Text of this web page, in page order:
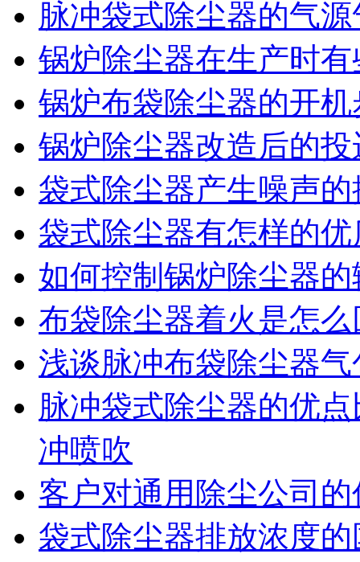
脉冲袋式除尘器的气
锅炉除尘器在生产时
锅炉布袋除尘器的开机
锅炉除尘器改造后的
袋式除尘器产生噪声
袋式除尘器有怎样的
如何控制锅炉除尘器
布袋除尘器着火是怎么
浅谈脉冲布袋除尘器
脉冲袋式除尘器的优
冲喷吹
客户对通用除尘公司
袋式除尘器排放浓度